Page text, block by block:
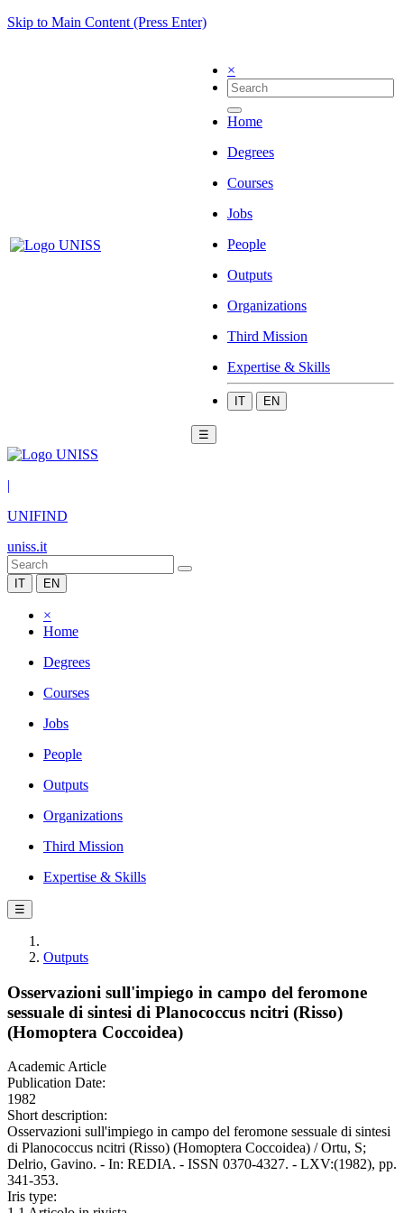
Skip to Main Content (Press Enter)
×
Home
Degrees
Courses
Jobs
People
Outputs
Organizations
Third Mission
Expertise & Skills
IT EN
☰
|
UNIFIND
uniss.it
IT EN
×
Home
Degrees
Courses
Jobs
People
Outputs
Organizations
Third Mission
Expertise & Skills
☰
Outputs
Osservazioni sull'impiego in campo del feromone
sessuale di sintesi di Planococcus ncitri (Risso)
(Homoptera Coccoidea)
Academic Article
Publication Date:
1982
Short description:
Osservazioni sull'impiego in campo del feromone sessuale di sintesi
di Planococcus ncitri (Risso) (Homoptera Coccoidea) / Ortu, S;
Delrio, Gavino. - In: REDIA. - ISSN 0370-4327. - LXV:(1982), pp.
341-353.
Iris type: